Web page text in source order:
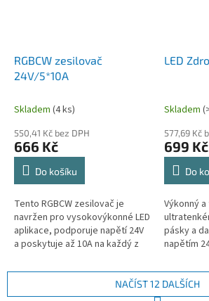
RGBCW zesilovač
24V/5*10A
Skladem (4 ks)
550,41 Kč bez DPH
666 Kč
Do košíku
Tento RGBCW zesilovač je
navržen pro vysokovýkonné LED
aplikace, podporuje napětí 24V
a poskytuje až 10A na každý z
a zesílení signálu pro RGB,...
LED
Skladem
577,69 Kč
699 Kč
Do
Výkonný
pásky a
napětím
NAČÍST 12 DALŠÍCH